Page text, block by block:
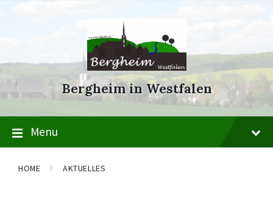
Skip
Skip
Skip
Bergheim in Westfalen
Menu
HOME AKTUELLES